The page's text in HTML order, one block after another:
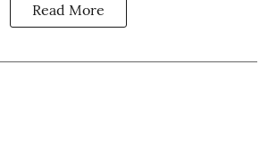
Read More